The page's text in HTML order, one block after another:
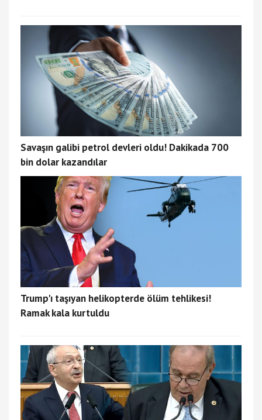
Savaşın galibi petrol devleri oldu! Dakikada 700
bin dolar kazandılar
Trump'ı taşıyan helikopterde ölüm tehlikesi!
Ramak kala kurtuldu